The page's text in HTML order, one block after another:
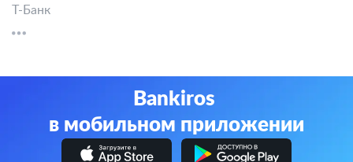
Т-Банк
Bankiros
в мобильном приложении